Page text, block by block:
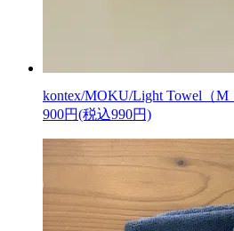
kontex/MOKU/Light Towel（M
900円(税込990円)